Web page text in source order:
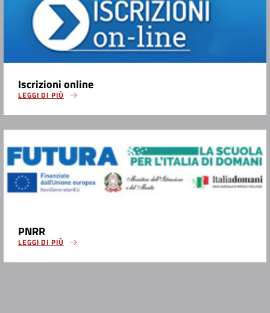
Iscrizioni online
LEGGI DI PIÙ
PNRR
LEGGI DI PIÙ